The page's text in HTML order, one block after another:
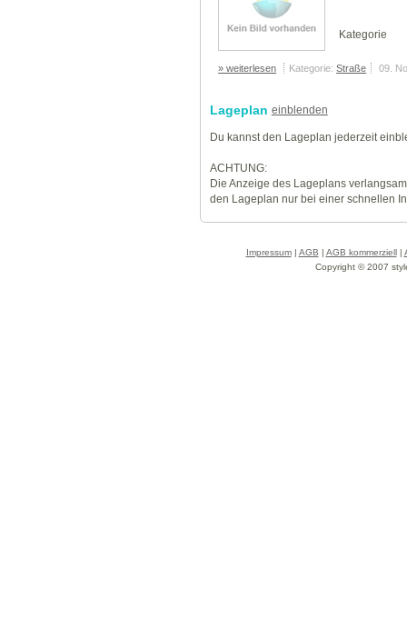
Kategorie
» weiterlesen Kategorie:Straße 09.
Lageplan einblenden
Du kannst den Lageplan jederzeit
ACHTUNG:
Die Anzeige des Lageplans
den Lageplan nur bei einer schnellen
Impressum| AGB | AGB kommerziell|
Copyright © 2007